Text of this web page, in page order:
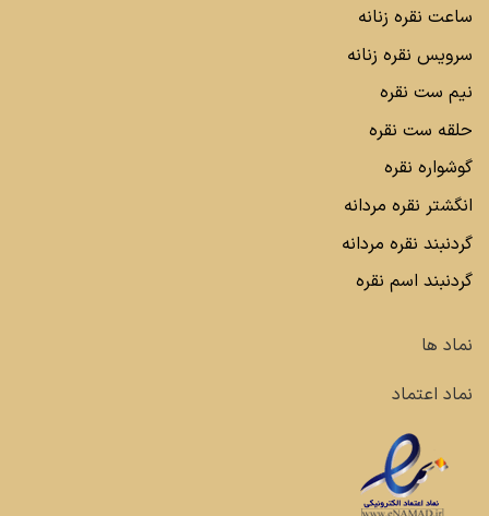
ساعت نقره زنانه
سرویس نقره زنانه
نیم ست نقره
حلقه ست نقره
گوشواره نقره
انگشتر نقره مردانه
گردنبند نقره مردانه
گردنبند اسم نقره
نماد ها
نماد اعتماد